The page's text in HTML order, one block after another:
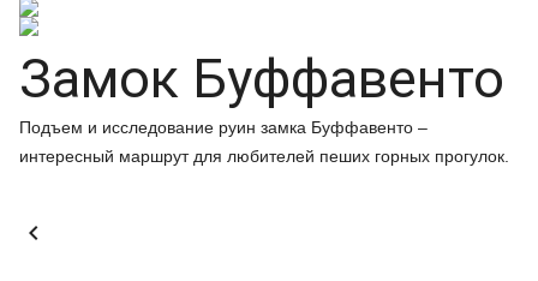
Замок Буффавенто
Подъем и исследование руин замка Буффавенто –
интересный маршрут для любителей пеших горных прогулок.
